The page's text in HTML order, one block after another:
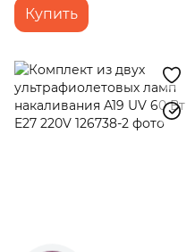
Купить